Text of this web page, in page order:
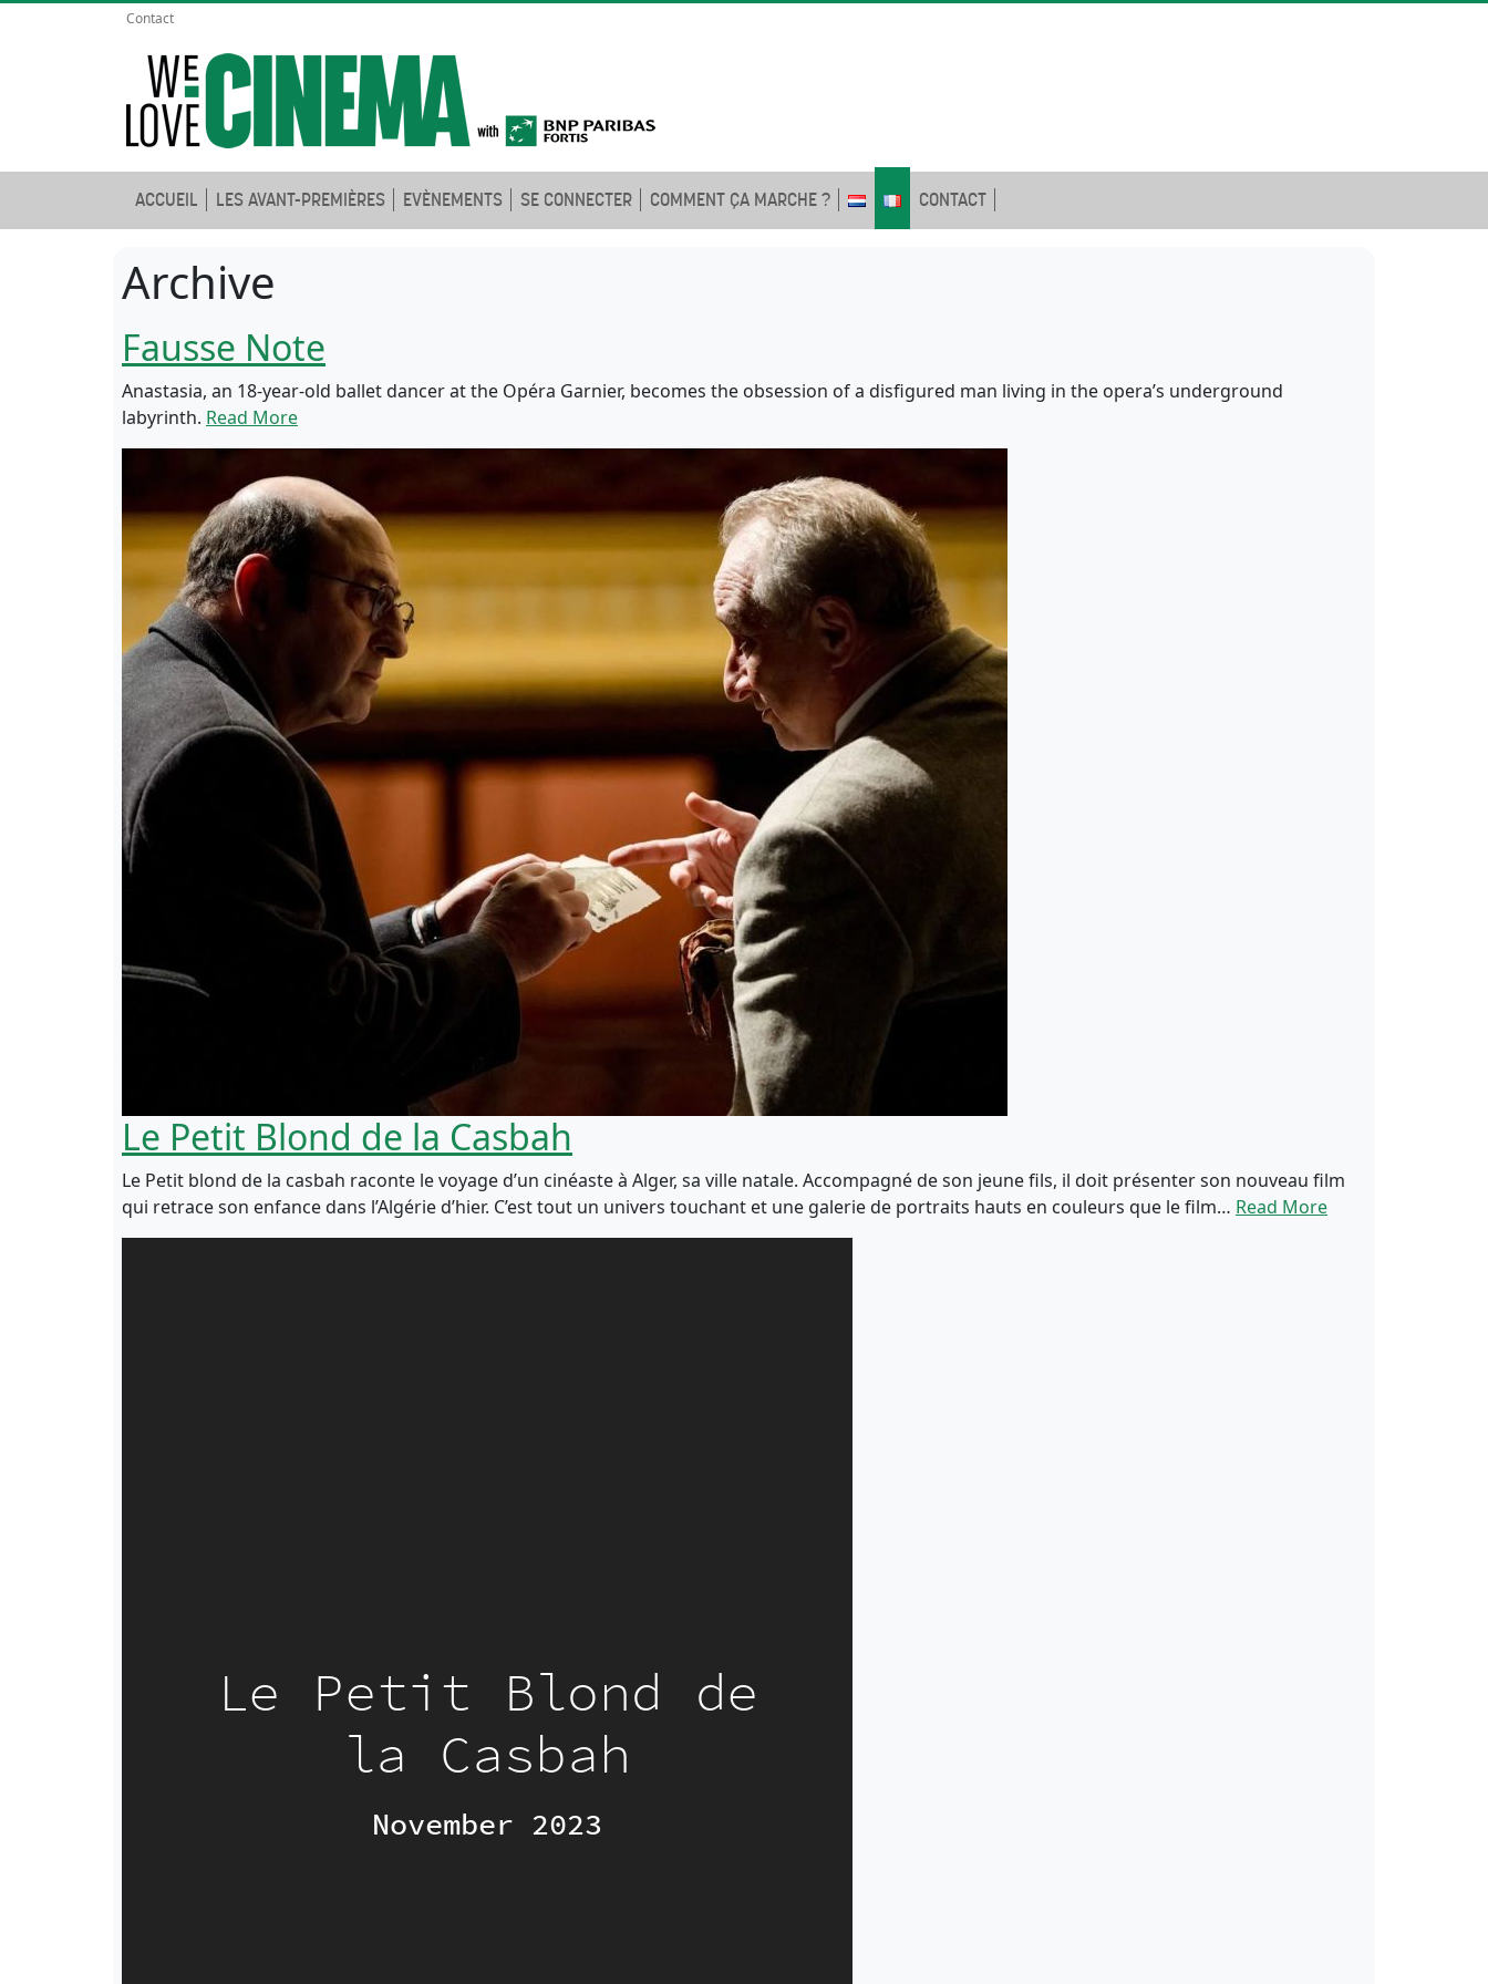
Contact
ACCUEIL LES AVANT-PREMIÈRES EVÈNEMENTS SE CONNECTER COMMENT ÇA MARCHE ? CONTACT
Archive
Fausse Note
Anastasia, an 18-year-old ballet dancer at the Opéra Garnier, becomes the obsession of a disfigured man living in the opera’s underground
labyrinth. Read More
Le Petit Blond de la Casbah
Le Petit blond de la casbah raconte le voyage d’un cinéaste à Alger, sa ville natale. Accompagné de son jeune fils, il doit présenter son nouveau film
qui retrace son enfance dans l’Algérie d’hier. C’est tout un univers touchant et une galerie de portraits hauts en couleurs que le film… Read More